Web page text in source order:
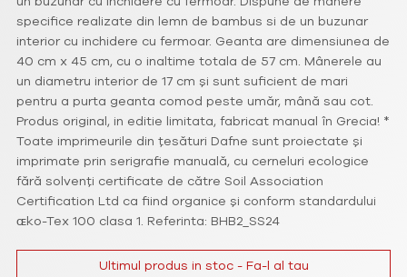
specifice realizate din lemn de bambus si de un buzunar
interior cu inchidere cu fermoar. Geanta are dimensiunea de
40 cm x 45 cm, cu o inaltime totala de 57 cm. Mânerele au
un diametru interior de 17 cm și sunt suficient de mari
pentru a purta geanta comod peste umăr, mână sau cot.
Produs original, in editie limitata, fabricat manual în Grecia! *
Toate imprimeurile din țesături Dafne sunt proiectate și
imprimate prin serigrafie manuală, cu cerneluri ecologice
fără solvenți certificate de către Soil Association
Certification Ltd ca fiind organice și conform standardului
ɶko-Tex 100 clasa 1. Referinta: BHB2_SS24
Ultimul produs in stoc - Fa-l al tau